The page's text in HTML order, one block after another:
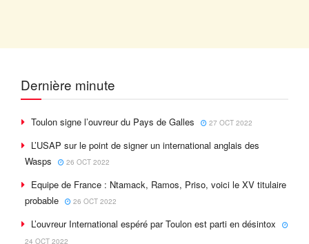
Dernière minute
Toulon signe l’ouvreur du Pays de Galles 27 OCT 2022
L’USAP sur le point de signer un international anglais des
Wasps
26 OCT 2022
Equipe de France : Ntamack, Ramos, Priso, voici le XV titulaire
probable
26 OCT 2022
L’ouvreur International espéré par Toulon est parti en désintox
24 OCT 2022